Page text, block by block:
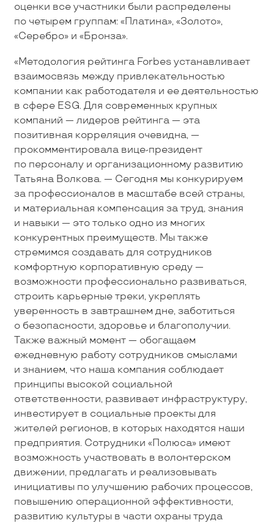
оценки все участники были распределены
по четырем группам: «Платина», «Золото»,
«Серебро» и «Бронза».
«Методология рейтинга Forbes устанавливает
взаимосвязь между привлекательностью
компании как работодателя и ее деятельностью
в сфере ESG. Для современных крупных
компаний — лидеров рейтинга — эта
позитивная корреляция очевидна, —
прокомментировала вице-президент
по персоналу и организационному развитию
Татьяна Волкова. — Сегодня мы конкурируем
за профессионалов в масштабе всей страны,
и материальная компенсация за труд, знания
и навыки — это только одно из многих
конкурентных преимуществ. Мы также
стремимся создавать для сотрудников
комфортную корпоративную среду —
возможности профессионально развиваться,
строить карьерные треки, укреплять
уверенность в завтрашнем дне, заботиться
о безопасности, здоровье и благополучии.
Также важный момент — обогащаем
ежедневную работу сотрудников смыслами
и знанием, что наша компания соблюдает
принципы высокой социальной
ответственности, развивает инфраструктуру,
инвестирует в социальные проекты для
жителей регионов, в которых находятся наши
предприятия. Сотрудники «Полюса» имеют
возможность участвовать в волонтерском
движении, предлагать и реализовывать
инициативы по улучшению рабочих процессов,
повышению операционной эффективности,
развитию культуры в части охраны труда